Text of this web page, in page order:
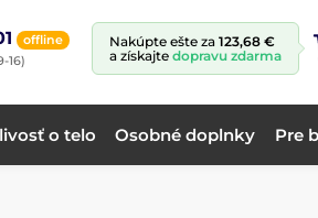
offline
16)
Nakúpte ešte za 123,68 €
a získajte dopravu zdarma
o telo Osobné doplnky Pre